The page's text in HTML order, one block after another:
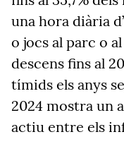
una hora diària
o jocs al parc o
descens fins al
tímids els anys
2024 mostra un
actiu entre els